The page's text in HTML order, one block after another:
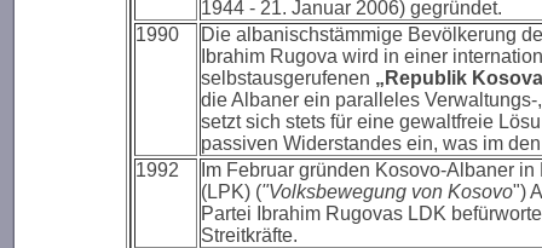
1944 - 21. Januar 2006) gegründet.
1990
Die albanischstämmige Bevölkerung
Ibrahim Rugova wird in einer
selbstausgerufenen „Republik
die Albaner ein paralleles
setzt sich stets für eine gewaltfreie
passiven Widerstandes ein, was im
1992
Im Februar gründen Kosovo-Albaner
(LPK) ("Volksbewegung von Kosovo")
Partei Ibrahim Rugovas LDK
Streitkräfte.